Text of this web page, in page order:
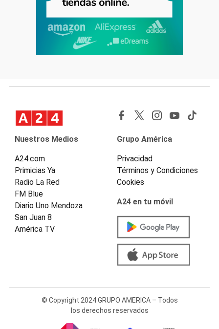
Nuestros Medios
A24.com
Primicias Ya
Radio La Red
FM Blue
Diario Uno Mendoza
San Juan 8
América TV
Grupo América
Privacidad
Términos y Condiciones
Cookies
A24 en tu móvil
© Copyright 2024 GRUPO AMERICA – Todos
los derechos reservados